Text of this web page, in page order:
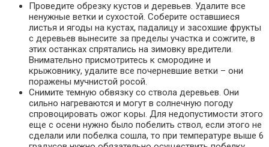
Проведите обрезку кустов и деревьев. Удалите все
ненужные ветки и сухостой. Соберите оставшиеся
листья и ягоды на кустах, падалицу и засохшие фрукты
с деревьев вынесите за пределы участка и сожгите, в
этих останках спрятались на зимовку вредители.
Внимательно присмотритесь к смородине и
крыжовнику, удалите все почерневшие ветки – они
поражены мучнистой росой.
Снимите темную обвязку со ствола деревьев. Они
сильно нагреваются и могут в солнечную погоду
спровоцировать ожог коры. Для недопустимости этого
еще с осени нужно было побелить ствол, если этого не
сделали или побелка сошла, то при температуре выше 6